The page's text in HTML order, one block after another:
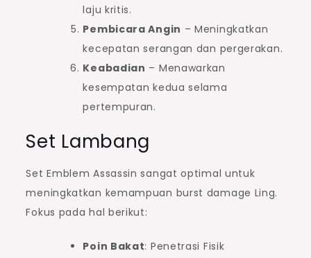
laju kritis.
Pembicara Angin – Meningkatkan
kecepatan serangan dan pergerakan.
Keabadian – Menawarkan
kesempatan kedua selama
pertempuran.
Set Lambang
Set Emblem Assassin sangat optimal untuk
meningkatkan kemampuan burst damage Ling.
Fokus pada hal berikut:
Poin Bakat: Penetrasi Fisik